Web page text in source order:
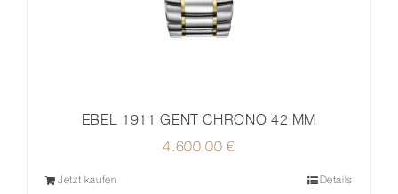
EBEL 1911 GENT CHRONO 42 MM
4.600,00€
Jetzt kaufen Details